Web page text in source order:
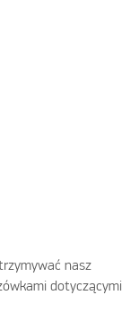
nasz
dotyczącymi